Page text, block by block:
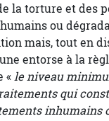
la torture et des
ou
mais, tout en
entorse à la
«le niveau
qui
inhumains